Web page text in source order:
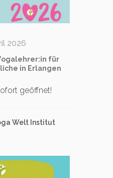
2026
für
in Erlangen
geöffnet!
Welt Institut